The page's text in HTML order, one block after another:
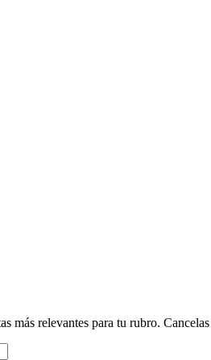
más relevantes para tu rubro.